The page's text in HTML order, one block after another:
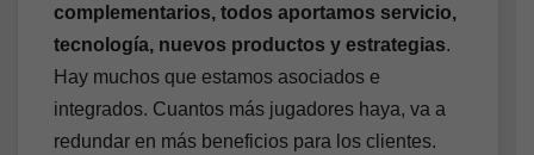
complementarios, todos aportamos servicio,
tecnología, nuevos productos y estrategias.
Hay muchos que estamos asociados e
integrados. Cuantos más jugadores haya, va a
redundar en más beneficios para los clientes.